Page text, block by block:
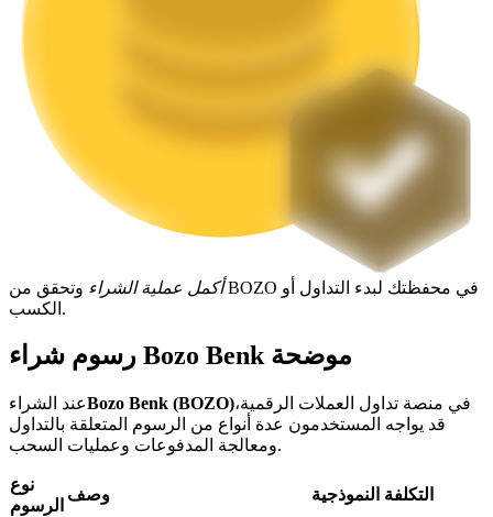
عوائد عالية والوصول الفوري
Launchpool
أكمل عملية الشراء وتحقق من BOZO في محفظتك لبدء التداول أو
الكسب.
رسوم شراء Bozo Benk موضحة
عند الشراءBozo Benk (BOZO)في منصة تداول العملات الرقمية،
قد يواجه المستخدمون عدة أنواع من الرسوم المتعلقة بالتداول
ومعالجة المدفوعات وعمليات السحب.
نوع
الرسوم
وصف
التكلفة النموذجية